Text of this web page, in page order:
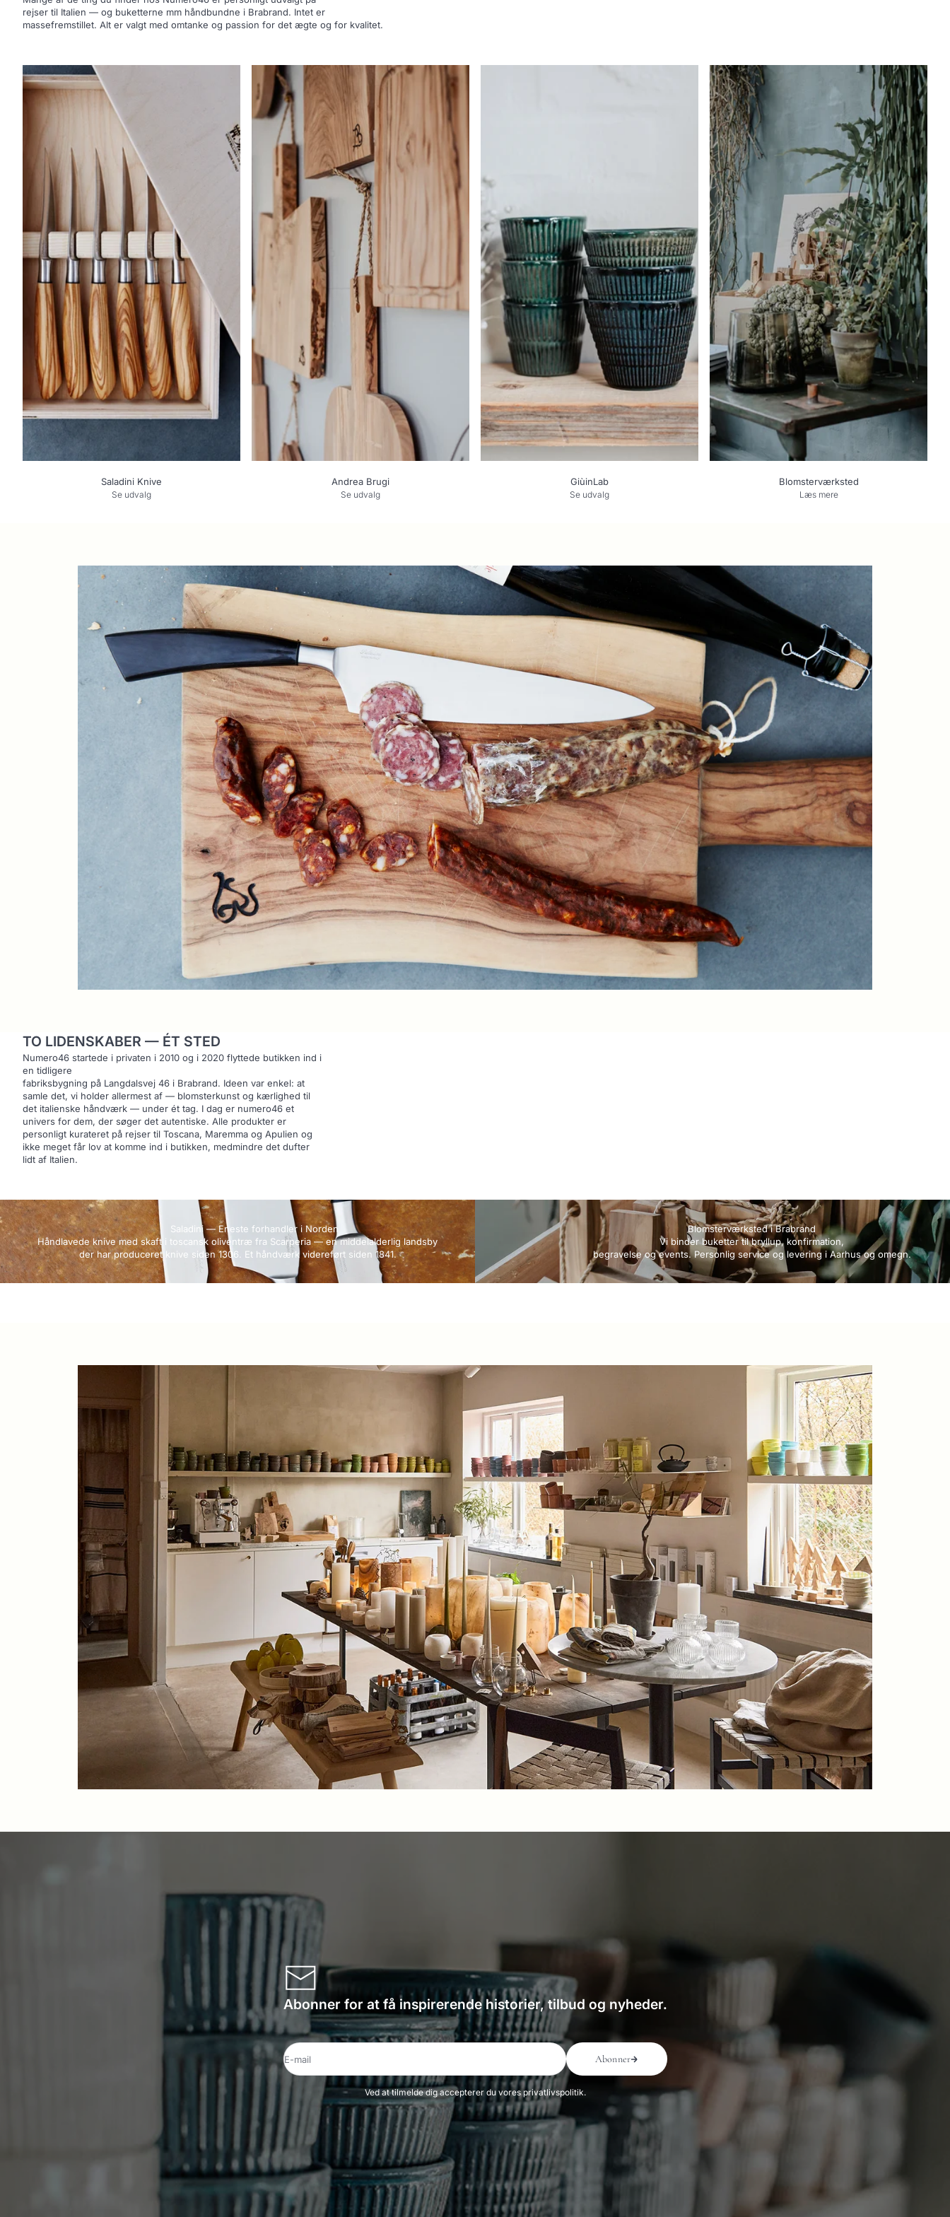
rejser til Italien — og buketterne mm håndbundne i Brabrand. Intet er
massefremstillet. Alt er valgt med omtanke og passion for det ægte og for kvalitet.
Saladini Knive
Se udvalg
Andrea Brugi
Se udvalg
GiùinLab
Se udvalg
Blomsterværksted
Læs mere
TO LIDENSKABER — ÉT STED
Numero46 startede i privaten i 2010 og i 2020 flyttede butikken ind i
en tidligere
fabriksbygning på Langdalsvej 46 i Brabrand. Ideen var enkel: at
samle det, vi holder allermest af — blomsterkunst og kærlighed til
det italienske håndværk — under ét tag. I dag er numero46 et
univers for dem, der søger det autentiske. Alle produkter er
personligt kurateret på rejser til Toscana, Maremma og Apulien og
ikke meget får lov at komme ind i butikken, medmindre det dufter
lidt af Italien.
Saladini — Eneste forhandler i Norden
Håndlavede knive med skaft i toscansk oliventræ fra Scarperia — en middelalderlig landsby
der har produceret knive siden 1306. Et håndværk videreført siden 1841.
Blomsterværksted i Brabrand
Vi binder buketter til bryllup, konfirmation,
begravelse og events. Personlig service og levering i Aarhus og omegn.
Abonner for at få inspirerende historier, tilbud og nyheder.
E-mail Abonner
Ved at tilmelde dig accepterer du vores privatlivspolitik.